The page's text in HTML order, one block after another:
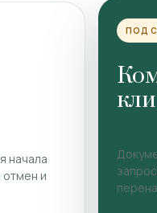
начала
отмен и
ПОД